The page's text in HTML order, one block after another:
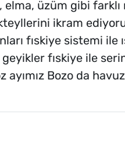
üzüm gibi
ikram
fıskiye sistemi ile
geyikler fıskiye ile
ayımız Bozo da